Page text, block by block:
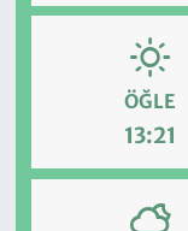
ÖĞLE
13:21